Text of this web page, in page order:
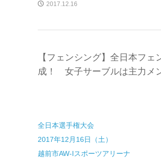
2017.12.16
【フェンシング】全日本フ
成！ 女子サーブルは主力メ
全日本選手権大会
2017年12月16日（土）
越前市AW-Iスポーツアリーナ